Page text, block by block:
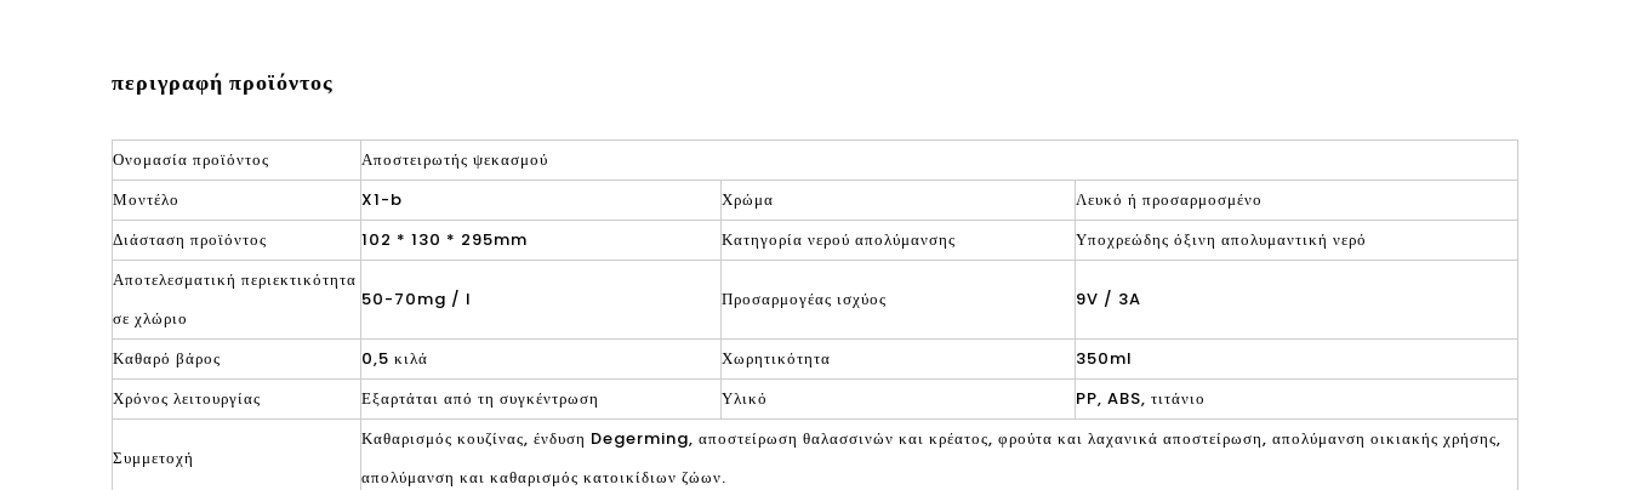
περιγραφή προϊόντος
Ονομασία προϊόντος
Αποστειρωτής ψεκασμού
Μοντέλο
X1-b Χρώμα
Λευκό ή προσαρμοσμένο
Διάσταση προϊόντος
102 * 130 * 295mm Κατηγορία νερού απολύμανσης
Υποχρεώδης όξινη απολυμαντική νερό
Αποτελεσματική περιεκτικότητα
σε χλώριο
50-70mg / l Προσαρμογέας ισχύος 9V / 3A
Καθαρό βάρος 0,5 κιλά Χωρητικότητα
350ml
Χρόνος λειτουργίας
Εξαρτάται από τη συγκέντρωση Υλικό PP, ABS, τιτάνιο
Συμμετοχή
Καθαρισμός κουζίνας, ένδυση Degerming, αποστείρωση θαλασσινών και κρέατος, φρούτα και λαχανικά αποστείρωση, απολύμανση οικιακής χρήσης,
απολύμανση και καθαρισμός κατοικίδιων ζώων.